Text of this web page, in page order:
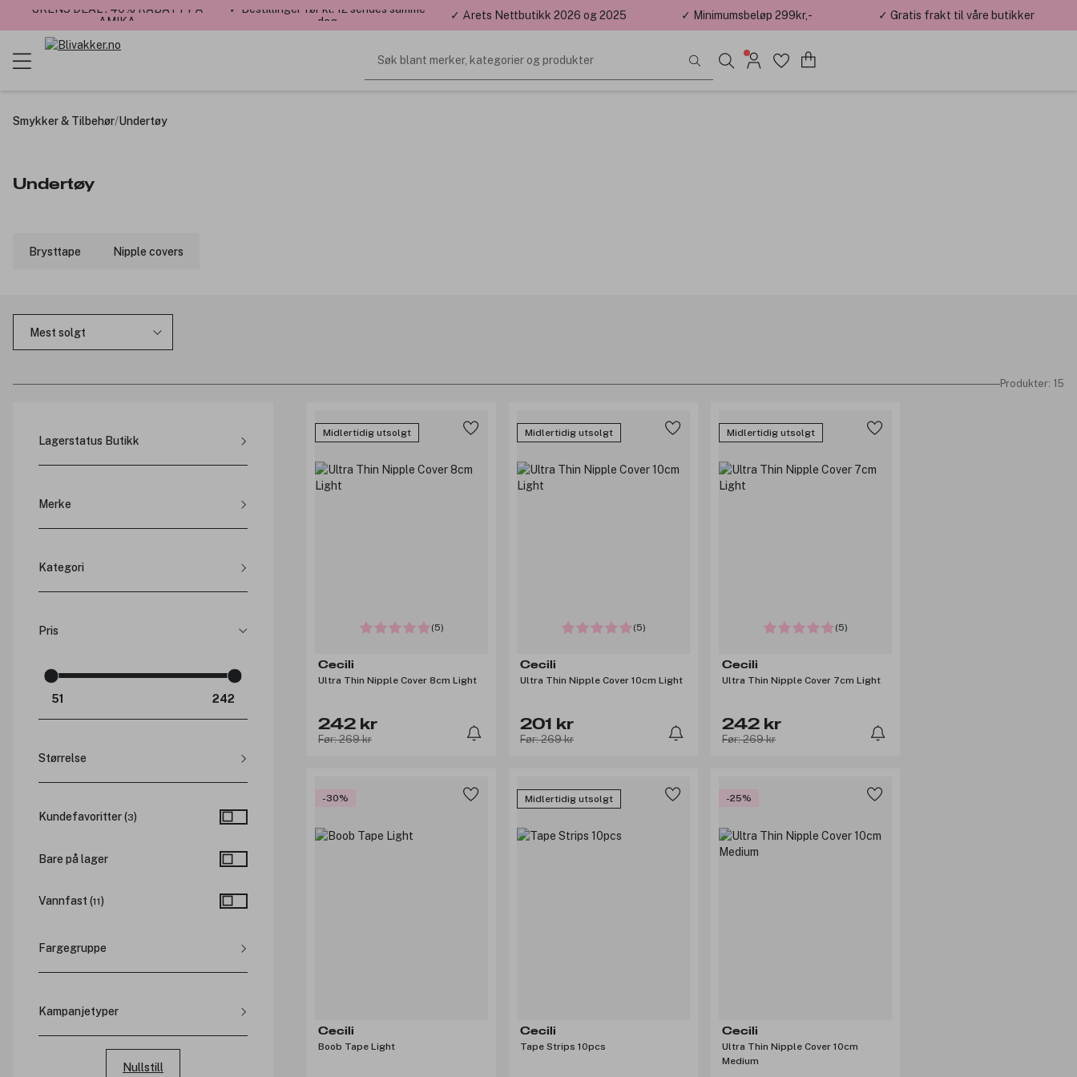
UKENS DEAL : 40% RABATT PÅ
AMIKA
✓ Bestillinger før kl. 12 sendes samme
dag
✓ Årets Nettbutikk 2026 og 2025 ✓ Minimumsbeløp 299kr,- ✓ Gratis frakt til våre butikker
Søk blant merker, kategorier og produkter
Smykker & Tilbehør/Undertøy
Undertøy
Brysttape Nipple covers
Produkter: 15
Lagerstatus Butikk
Kristiansand, Markens (9)
Thon Senter Strømmen (
Thon Senter Jessheim (
Merke
Brushworks (3)
Kategori
Brysttape (
Pris
Størrelse
7cm (2)
Kundefavoritter (3)
Bare på lager
Vannfast (11)
Fargegruppe
Kampanjetyper
Rabatterte priser
Nullstill
Midlertidig utsolgt
(5)
Cecili
Ultra Thin Nipple Cover 8cm Light
242 kr
Før: 269 kr
Midlertidig utsolgt
(5)
Cecili
Ultra Thin Nipple Cover 10cm Light
201 kr
Før: 269 kr
Midlertidig utsolgt
(5)
Cecili
Ultra Thin Nipple Cover 7cm Light
242 kr
Før: 269 kr
-30%
Cecili
Boob Tape Light
Midlertidig utsolgt
Cecili
Tape Strips 10pcs
-25%
Cecili
Ultra Thin Nipple Cover 10cm
Medium